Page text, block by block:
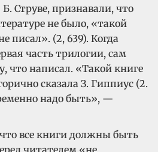
Струве, признавали, что
не было, «такой
писал». (2, 639). Когда
часть трилогии, сам
что написал. «Такой книге
сказала З. Гиппиус (2.
надо быть», —
что все книги должны быть
читателем «не